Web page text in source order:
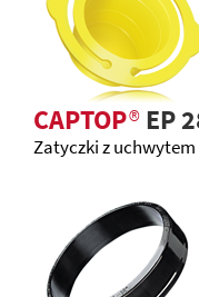
CAPTOP®EP
Zatyczki z uchwytem